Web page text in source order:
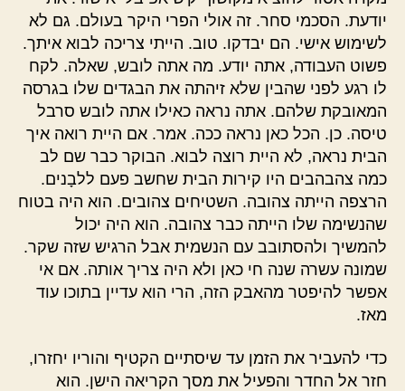
יודעת. הסכמי סחר. זה אולי הפרי היקר בעולם. גם לא
לשימוש אישי. הם יבדקו. טוב. הייתי צריכה לבוא איתך.
פשוט העבודה, אתה יודע. מה אתה לובש, שאלה. לקח
לו רגע לפני שהבין שלא זיהתה את הבגדים שלו בגרסה
המאובקת שלהם. אתה נראה כאילו אתה לובש סרבל
טיסה. כן. הכל כאן נראה ככה. אמר. אם היית רואה איך
הבית נראה, לא היית רוצה לבוא. הבוקר כבר שם לב
כמה צהבהבים היו קירות הבית שחשב פעם ללבָנים.
הרצפה הייתה צהובה. השטיחים צהובים. הוא היה בטוח
שהנשימה שלו הייתה כבר צהובה. הוא היה יכול
להמשיך ולהסתובב עם הנשמית אבל הרגיש שזה שקר.
שמונה עשרה שנה חי כאן ולא היה צריך אותה. אם אי
אפשר להיפטר מהאבק הזה, הרי הוא עדיין בתוכו עוד
מאז.
כדי להעביר את הזמן עד שיסתיים הקטיף והוריו יחזרו,
חזר אל החדר והפעיל את מסך הקריאה הישן. הוא